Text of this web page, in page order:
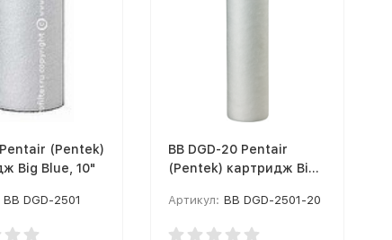
Pentair (Pentek)
Big Blue, 10"
BB DGD-2501
BB DGD-20 Pentair
(Pentek) картридж Big
Артикул: BB DGD-2501-20